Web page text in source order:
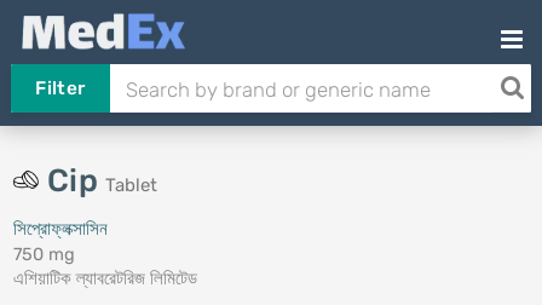
Filter
Cip Tablet
সিপ্রোফ্লক্সাসিন
750 mg
এশিয়াটিক ল্যাবরেটরিজ লিমিটেড